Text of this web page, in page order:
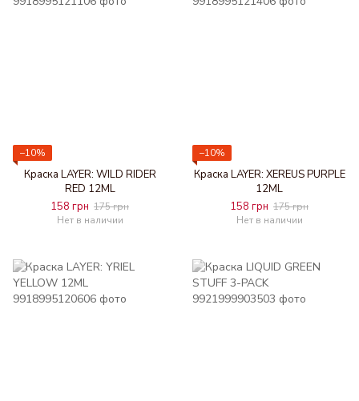
−10%
Краска LAYER: WILD RIDER
RED 12ML
158 грн 175 грн
Нет в наличии
−10%
Краска LAYER: XEREUS PURPLE
12ML
158 грн 175 грн
Нет в наличии